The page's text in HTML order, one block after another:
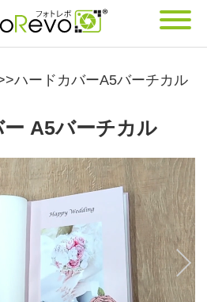
ハードカバーA5バーチカル
A5バーチカル